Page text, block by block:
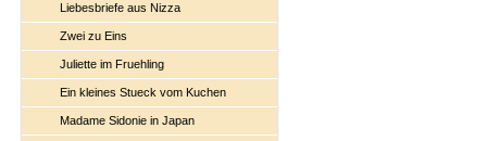
Liebesbriefe aus Nizza
Zwei zu Eins
Juliette im Fruehling
Ein kleines Stueck vom Kuchen
Madame Sidonie in Japan